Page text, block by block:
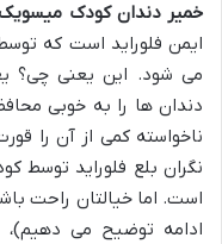
خمیر دندان کودک
ایمن فلوراید است که
می شود. این یعنی چی؟
دندان ها را به خوبی
ناخواسته کمی از آن را
نگران بلع فلوراید توسط
است. اما خیالتان راحت
ادامه توضیح می دهیم)،